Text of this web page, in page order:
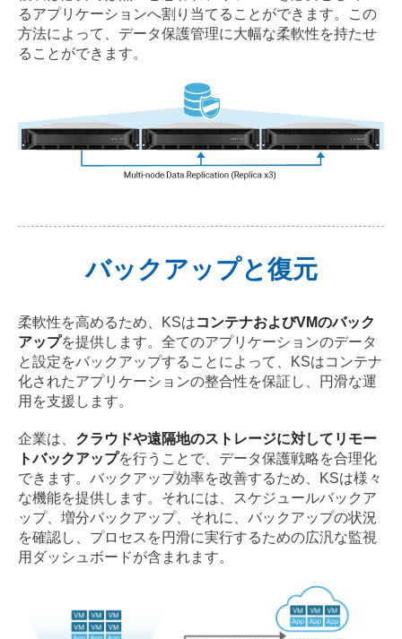
るアプリケーションへ割り当てることができます。この
方法によって、データ保護管理に大幅な柔軟性を持たせ
ることができます。
バックアップと復元
柔軟性を高めるため、KSはコンテナおよびVMのバック
アップを提供します。全てのアプリケーションのデータ
と設定をバックアップすることによって、KSはコンテナ
化されたアプリケーションの整合性を保証し、円滑な運
用を支援します。
企業は、 クラウドや遠隔地のストレージに対してリモー
トバックアップを行うことで、データ保護戦略を合理化
できます。バックアップ効率を改善するため、KSは様々
な機能を提供します。それには、スケジュールバックア
ップ、増分バックアップ、それに、バックアップの状況
を確認し、プロセスを円滑に実行するための広汎な監視
用ダッシュボードが含まれます。